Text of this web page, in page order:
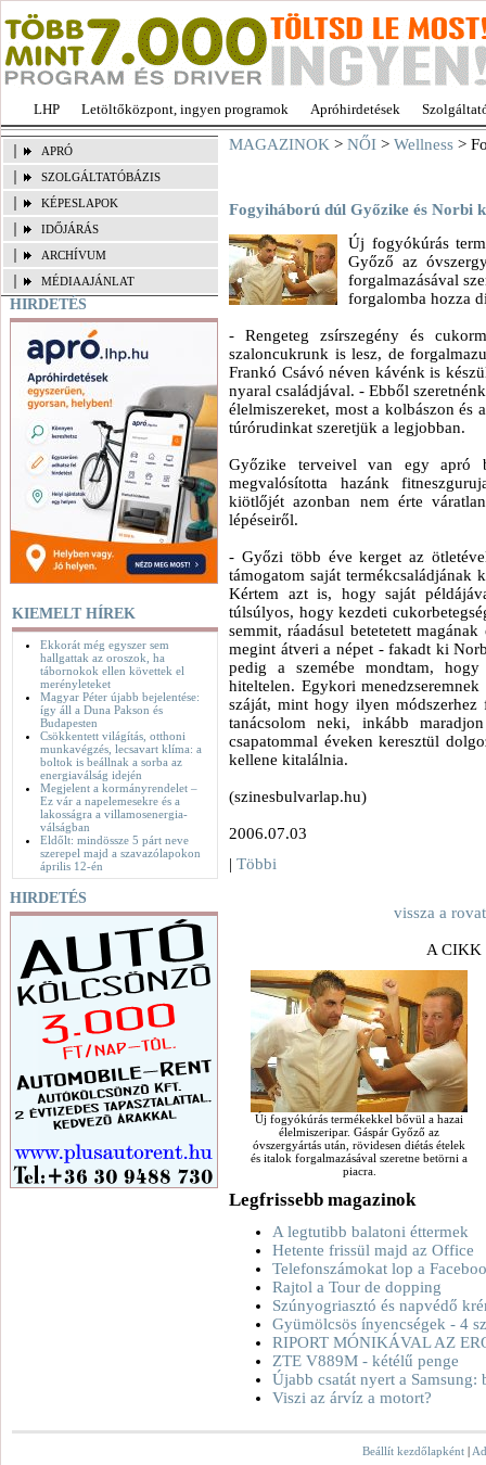
LHP Letöltőközpont, ingyen programok Apróhirdetések
APRÓ
SZOLGÁLTATÓBÁZIS
KÉPESLAPOK
IDŐJÁRÁS
ARCHÍVUM
MÉDIAAJÁNLAT
HIRDETÉS
KIEMELT HÍREK
Ekkorát még egyszer sem
hallgattak az oroszok, ha
tábornokok ellen követtek el
merényleteket
Magyar Péter újabb bejelentése:
így áll a Duna Pakson és
Budapesten
Csökkentett világítás, otthoni
munkavégzés, lecsavart klíma: a
boltok is beállnak a sorba az
energiaválság idején
Megjelent a kormányrendelet –
Ez vár a napelemesekre és a
lakosságra a villamosenergia-
válságban
Eldőlt: mindössze 5 párt neve
szerepel majd a szavazólapokon
április 12-én
HIRDETÉS
MAGAZINOK > NŐI > Wellness >
Fogyiháború dúl Győzike és Norbi
Új fogyókúrás
Győző az
forgalmazásával
forgalomba hozza
- Rengeteg zsírszegény és
szaloncukrunk is lesz, de
Frankó Csávó néven kávénk is
nyaral családjával. - Ebből
élelmiszereket, most a kolbászon és
túrórudinkat szeretjük a legjobban.
Győzike terveivel van egy apró
megvalósította hazánk
kiötlőjét azonban nem érte
lépéseiről.
- Győzi több éve kerget az
támogatom saját termékcsaládjának
Kértem azt is, hogy saját
túlsúlyos, hogy kezdeti
semmit, ráadásul betetetett
megint átveri a népet - fakadt ki
pedig a szemébe mondtam,
hiteltelen. Egykori
száját, mint hogy ilyen
tanácsolom neki, inkább
csapatommal éveken keresztül
kellene kitalálnia.
(szinesbulvarlap.hu)
2006.07.03
| Többi
vissza a
A CIKK
Új fogyókúrás termékekkel bővül a hazai
élelmiszeripar. Gáspár Győző az
óvszergyártás után, rövidesen diétás ételek
és italok forgalmazásával szeretne betörni a
piacra.
Legfrissebb magazinok
A legtutibb balatoni éttermek
Hetente frissül majd az Office
Telefonszámokat lop a
Rajtol a Tour de dopping
Szúnyogriasztó és napvédő
Gyümölcsös ínyencségek - 4
RIPORT MÓNIKÁVAL AZ
ZTE V889M - kétélű penge
Újabb csatát nyert a
Viszi az árvíz a motort?
Beállít kezdőlapként |